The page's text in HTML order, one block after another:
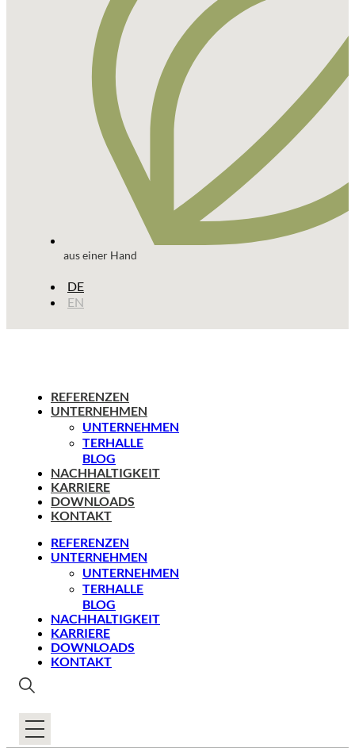
aus einer Hand
DE
EN
REFERENZEN
UNTERNEHMEN
UNTERNEHMEN
TERHALLE
BLOG
NACHHALTIGKEIT
KARRIERE
DOWNLOADS
KONTAKT
REFERENZEN
UNTERNEHMEN
UNTERNEHMEN
TERHALLE
BLOG
NACHHALTIGKEIT
KARRIERE
DOWNLOADS
KONTAKT